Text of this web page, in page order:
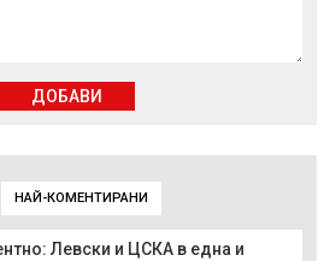
НАЙ-КОМЕНТИРАНИ
Левски и ЦСКА в една и
ДОБАВИ